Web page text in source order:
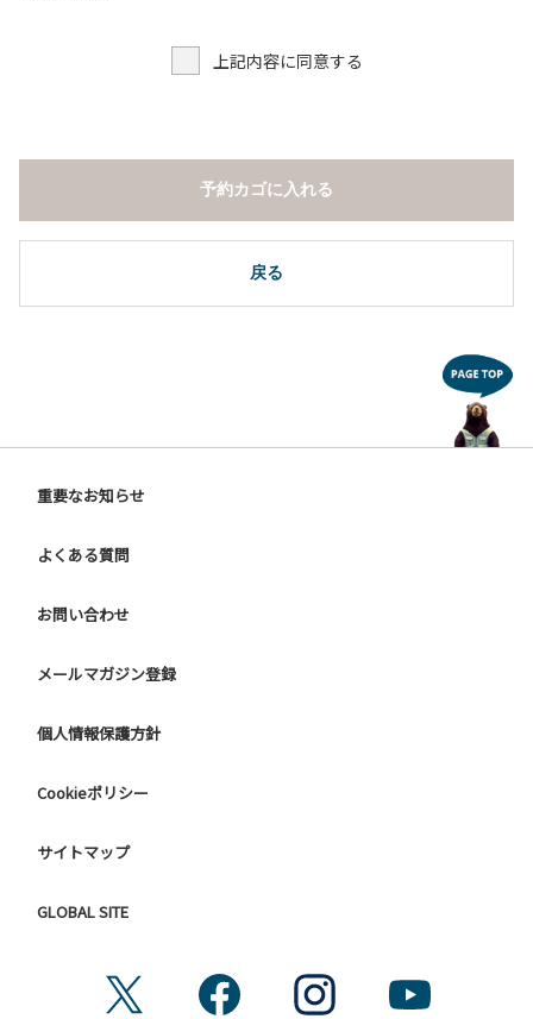
８．その他 周りに迷惑となるような行為（夜間の大声での談
１．全室禁煙です。
２．動物（ペット類）の同伴はご遠慮願います。
３．備品の持ち出しはしないでください。
４．ご訪問客と常設テント内での面会はご遠慮願います。
上記内容に同意する
戻る
予約カゴに入れる
重要なお知らせ
よくある質問
お問い合わせ
メールマガジン登録
個人情報保護方針
Cookieポリシー
サイトマップ
GLOBAL SITE